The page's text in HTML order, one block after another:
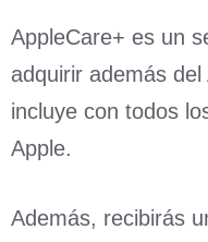
AppleCare+ es un
adquirir además
incluye con todos
Apple.
Además, recibirás